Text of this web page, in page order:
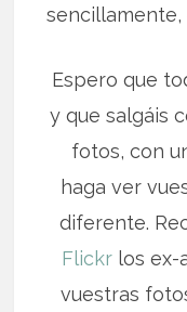
sencillamente,
Espero que
y que salgáis
fotos, con
haga ver
diferente.
Flickr los ex-
vuestras